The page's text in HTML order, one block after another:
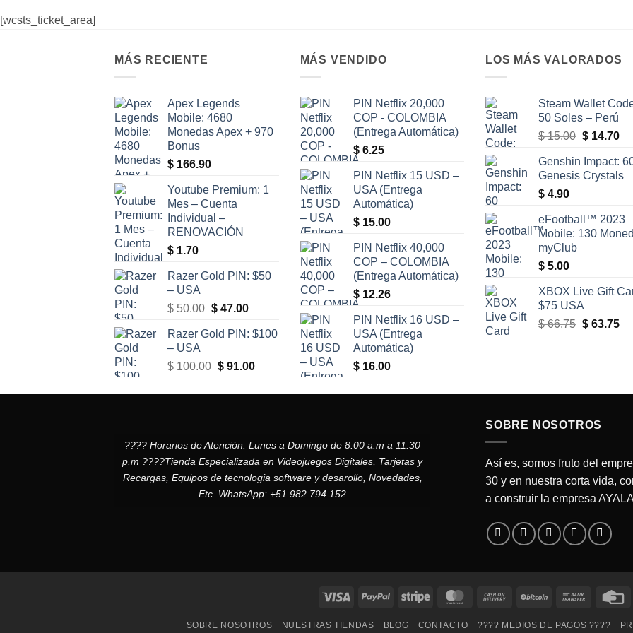
[wcsts_ticket_area]
MÁS RECIENTE
Apex Legends
Mobile: 4680
Monedas Apex + 970
Bonus
$ 166.90
Youtube Premium: 1
Mes – Cuenta
Individual –
RENOVACIÓN
$ 1.70
Razer Gold PIN: $50
– USA
$50.00 El
original
$ 50.00.
$47.00El
actual
$ 47.00.
Razer Gold PIN: $100
– USA
$100.00 El
original
$91.00El
actual
MÁS VENDIDO
PIN Netflix 20,000
COP - COLOMBIA
(Entrega Automática)
$6.25
PIN Netflix 15 USD –
USA (Entrega
Automática)
$15.00
PIN Netflix 40,000
COP – COLOMBIA
(Entrega Automática)
$12.26
PIN Netflix 16 USD –
USA (Entrega
Automática)
$16.00
LOS MÁS VALORADOS
Steam Wallet
50 Soles – Perú
$15.00 El
original
era:
$14.70El
es:
Genshin Impact:
Genesis Crystals
$ 4.90
eFootball™ 2023
Mobile: 130
myClub
$ 5.00
XBOX Live Gift
$75 USA
$66.75 El
$63.75El
???? Horarios de Atención: Lunes a Domingo de 8:00 a.m a 11:30
p.m ????Tienda Especializada en Videojuegos Digitales, Tarjetas y
Recargas, Equipos de tecnologia software y desarollo, Novedades,
Etc. WhatsApp: +51 982 794 152
SOBRE NOSOTROS
Así es, somos fruto del
30 y en nuestra corta vida,
a construir la empresa
Visa PayPal Stripe MasterCardCash
Delivery
BitCoin
Bank
SOBRE NOSOTROS NUESTRAS TIENDAS BLOG CONTACTO ???? MEDIOS DE PAGOS ????